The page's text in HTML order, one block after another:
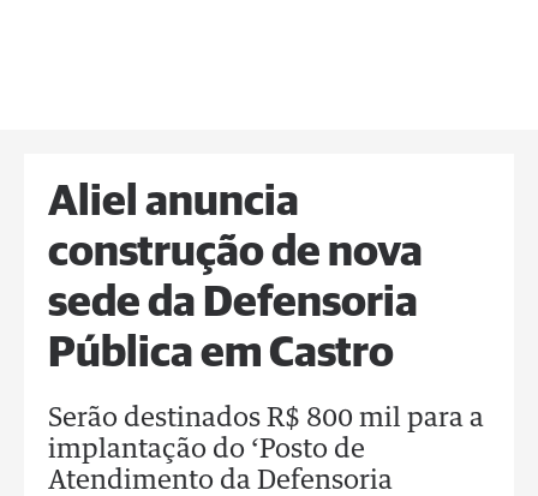
Aliel anuncia
construção de nova
sede da Defensoria
Pública em Castro
Serão destinados R$ 800 mil para a
implantação do ‘Posto de
Atendimento da Defensoria